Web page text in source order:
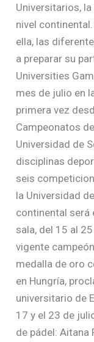
Universitarios,
nivel
ella, las
a preparar su
Universities
mes de julio en
primera vez
Campeonatos
Universidad de
disciplinas
seis
la Universidad
continental será
sala, del 15 al
vigente
medalla de oro
en Hungría,
universitario de
17 y el 23 de
de pádel: Aitana